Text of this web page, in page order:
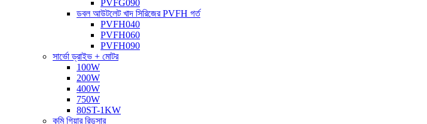
PVFG090
ডবল আউটলেট খাদ সিরিজের PVFH গর্ত
PVFH040
PVFH060
PVFH090
সার্ভো ড্রাইভ + মোটর
100W
200W
400W
750W
80ST-1KW
কৃমি গিয়ার রিডুসার